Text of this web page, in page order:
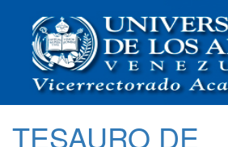
TESAURO DE